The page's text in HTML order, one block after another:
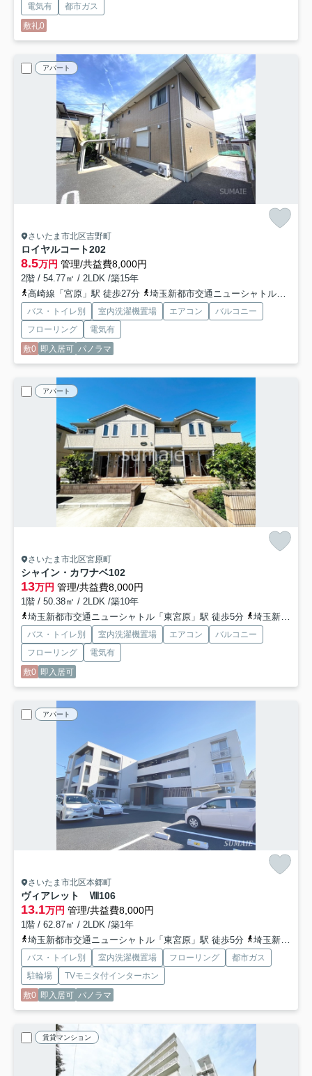
電気有
都市ガス
敷礼0
アパート
さいたま市北区吉野町
ロイヤルコート202
8.5万円 管理/共益費8,000円
2階 / 54.77㎡ / 2LDK /築15年
高崎線「宮原」駅 徒歩27分
埼玉新都市交通ニューシャトル「吉野原」駅 徒歩25分
バス・トイレ別 室内洗濯機置場 エアコン
バルコニー
フローリング
電気有
敷0 即入居可 パノラマ
アパート
さいたま市北区宮原町
シャイン・カワナベ102
13万円 管理/共益費8,000円
1階 / 50.38㎡ / 2LDK /築10年
埼玉新都市交通ニューシャトル「東宮原」駅 徒歩5分
埼玉新都市交通ニューシャトル「今羽」駅 徒歩13分
バス・トイレ別 室内洗濯機置場 エアコン
バルコニー
フローリング
電気有
敷0 即入居可
アパート
さいたま市北区本郷町
ヴィアレット Ⅷ106
13.1万円 管理/共益費8,000円
1階 / 62.87㎡ / 2LDK /築1年
埼玉新都市交通ニューシャトル「東宮原」駅 徒歩5分
埼玉新都市交通ニューシャトル「加茂宮」駅 徒歩15分
バス・トイレ別 室内洗濯機置場 フローリング
都市ガス
駐輪場
TVモニタ付インターホン
敷0 即入居可 パノラマ
賃貸マンション